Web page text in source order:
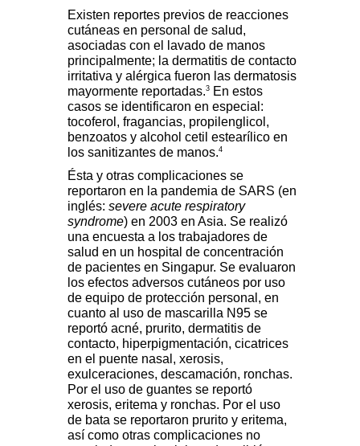
Existen reportes previos de reacciones
cutáneas en personal de salud,
asociadas con el lavado de manos
principalmente; la dermatitis de contacto
irritativa y alérgica fueron las dermatosis
mayormente reportadas.3 En estos
casos se identificaron en especial:
tocoferol, fragancias, propilenglicol,
benzoatos y alcohol cetil estearílico en
los sanitizantes de manos.4
Ésta y otras complicaciones se
reportaron en la pandemia de SARS (en
inglés: severe acute respiratory
syndrome) en 2003 en Asia. Se realizó
una encuesta a los trabajadores de
salud en un hospital de concentración
de pacientes en Singapur. Se evaluaron
los efectos adversos cutáneos por uso
de equipo de protección personal, en
cuanto al uso de mascarilla N95 se
reportó acné, prurito, dermatitis de
contacto, hiperpigmentación, cicatrices
en el puente nasal, xerosis,
exulceraciones, descamación, ronchas.
Por el uso de guantes se reportó
xerosis, eritema y ronchas. Por el uso
de bata se reportaron prurito y eritema,
así como otras complicaciones no